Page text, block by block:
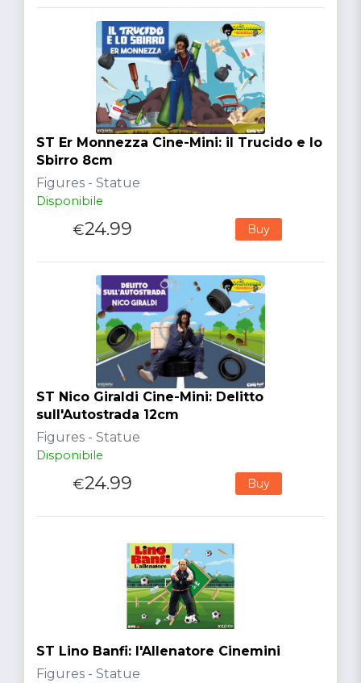
ST Er Monnezza Cine-Mini: il Trucido e lo
Sbirro 8cm
Figures - Statue
Disponibile
€24.99 Buy
ST Nico Giraldi Cine-Mini: Delitto
sull'Autostrada 12cm
Figures - Statue
Disponibile
€24.99 Buy
ST Lino Banfi: l'Allenatore Cinemini
Figures - Statue